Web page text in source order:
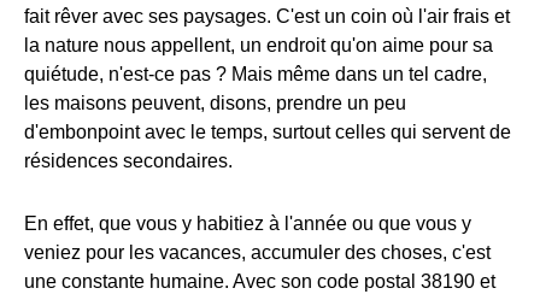
fait rêver avec ses paysages. C'est un coin où l'air frais et
la nature nous appellent, un endroit qu'on aime pour sa
quiétude, n'est-ce pas ? Mais même dans un tel cadre,
les maisons peuvent, disons, prendre un peu
d'embonpoint avec le temps, surtout celles qui servent de
résidences secondaires.
En effet, que vous y habitiez à l'année ou que vous y
veniez pour les vacances, accumuler des choses, c'est
une constante humaine. Avec son code postal 38190 et